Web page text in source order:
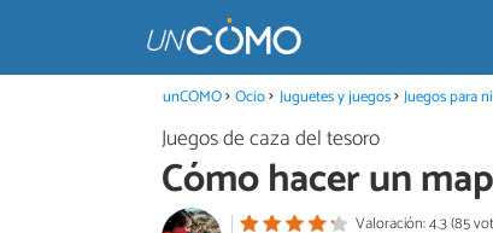
unCOMO Ocio Juguetes y juegos Juegos para
Juegos de caza del tesoro
Cómo hacer un
Valoración: 4.3 (85